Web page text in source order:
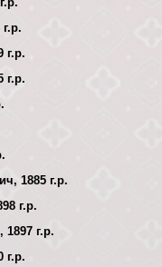
г.р.
г.р.
1885 г.р.
г.р.
г.р.
г.р.